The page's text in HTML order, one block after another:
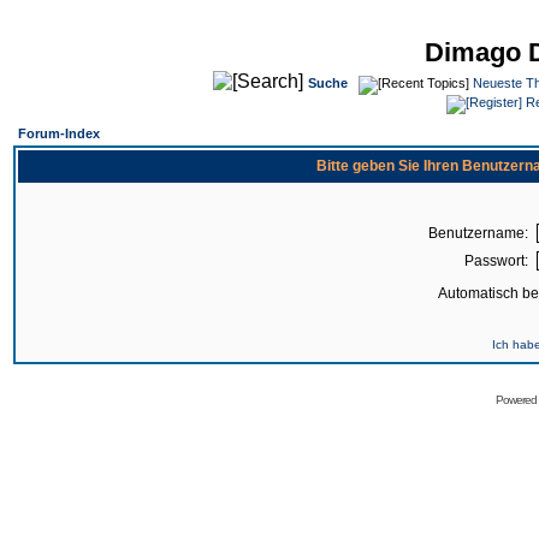
Dimago
Suche
Neueste
Forum-Index
Bitte geben Sie Ihren
Benutzername:
Passwort:
Automatisch
Ich